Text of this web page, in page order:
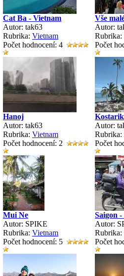
Cat Ba - Vietnam
Autor: tak63
Rubrika: Vietnam
Počet hodnocení: 4
Vše
Autor:
Rubrika:
Počet
Hanoj
Autor: tak63
Rubrika: Vietnam
Počet hodnocení: 2
Autor:
Rubrika:
Počet
Mui Ne
Autor: SPIKE
Rubrika: Vietnam
Počet hodnocení: 5
Saigon
Autor:
Rubrika:
Počet